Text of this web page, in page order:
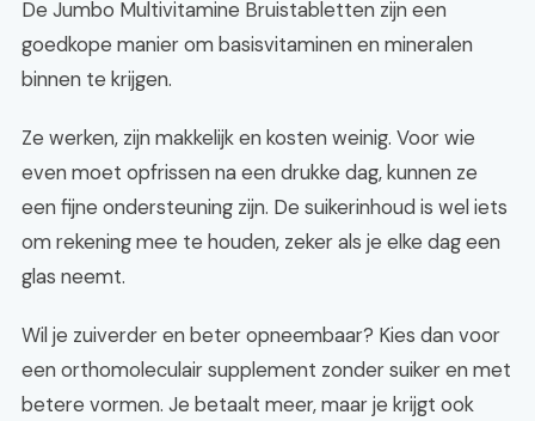
De Jumbo Multivitamine Bruistabletten zijn een
goedkope manier om basisvitaminen en mineralen
binnen te krijgen.
Ze werken, zijn makkelijk en kosten weinig. Voor wie
even moet opfrissen na een drukke dag, kunnen ze
een fijne ondersteuning zijn. De suikerinhoud is wel iets
om rekening mee te houden, zeker als je elke dag een
glas neemt.
Wil je zuiverder en beter opneembaar? Kies dan voor
een orthomoleculair supplement zonder suiker en met
betere vormen. Je betaalt meer, maar je krijgt ook